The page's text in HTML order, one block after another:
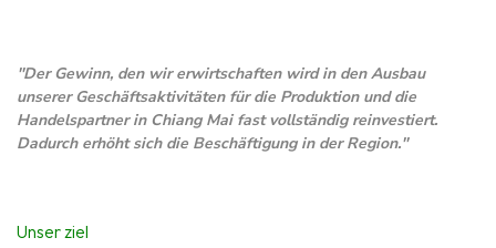
''Der Gewinn, den wir erwirtschaften wird in den Ausbau
unserer Geschäftsaktivitäten für die Produktion und die
Handelspartner in Chiang Mai fast vollständig reinvestiert.
Dadurch erhöht sich die Beschäftigung in der Region.''
Unser ziel